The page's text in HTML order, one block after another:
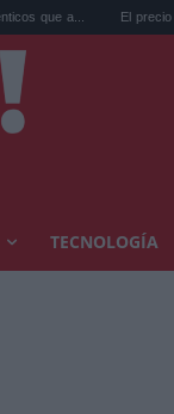
El precio de la
TECNOLOGÍA